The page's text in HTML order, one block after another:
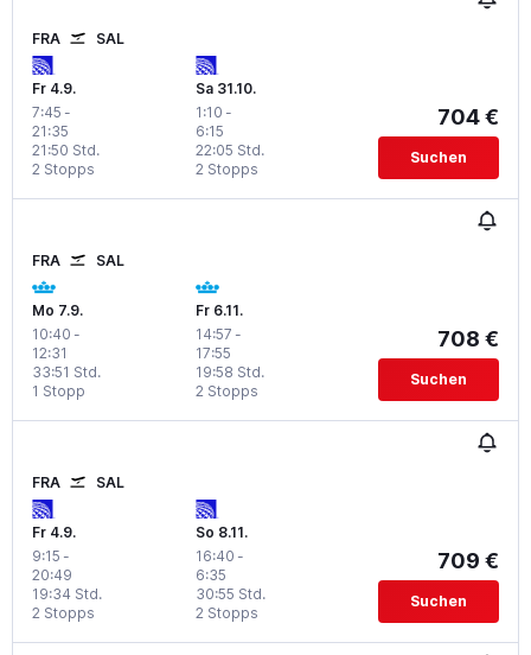
FRA SAL
Fr 4.9.
7:45 -
21:35
2 Stopps
21:50 Std.
Sa 31.10.
1:10 -
6:15
2 Stopps
22:05 Std.
704 €
Suchen
FRA SAL
Mo 7.9.
10:40 -
12:31
1 Stopp
33:51 Std.
Fr 6.11.
14:57 -
17:55
2 Stopps
19:58 Std.
708 €
Suchen
FRA SAL
Fr 4.9.
9:15 -
20:49
2 Stopps
19:34 Std.
So 8.11.
16:40 -
6:35
2 Stopps
30:55 Std.
709 €
Suchen